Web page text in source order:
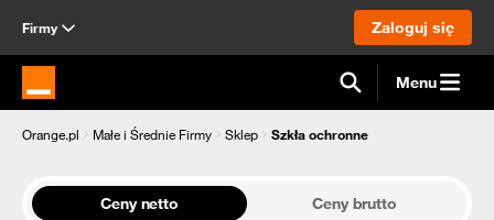
Firmy Zaloguj się
Strona główna Orange.pl Menu
Orange.pl Małe i Średnie Firmy Sklep Szkła ochronne
Ceny netto Ceny brutto